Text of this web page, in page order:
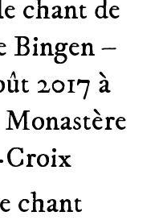
chant de
Bingen –
2017 à
Croix
chant